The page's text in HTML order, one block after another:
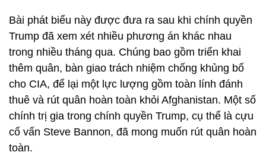
Bài phát biểu này được đưa ra sau khi chính quyền
Trump đã xem xét nhiều phương án khác nhau
trong nhiều tháng qua. Chúng bao gồm triển khai
thêm quân, bàn giao trách nhiệm chống khủng bố
cho CIA, để lại một lực lượng gồm toàn lính đánh
thuê và rút quân hoàn toàn khỏi Afghanistan. Một số
chính trị gia trong chính quyền Trump, cụ thể là cựu
cố vấn Steve Bannon, đã mong muốn rút quân hoàn
toàn.